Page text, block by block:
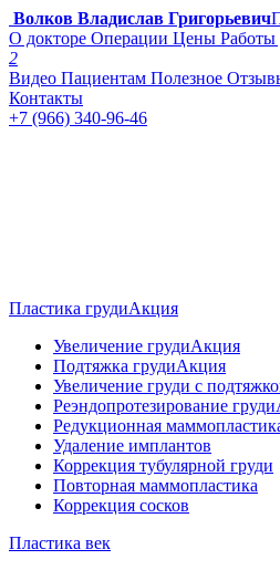
Волков Владислав Григорьевич
О докторе Операции Цены Работы
2
Видео Пациентам Полезное
Контакты
+7 (966) 340-96-46
Пластика грудиАкция
Увеличение грудиАкция
Подтяжка грудиАкция
Увеличение груди с
Реэндопротезирование груди
Редукционная
Удаление имплантов
Коррекция тубулярной груди
Повторная маммопластика
Коррекция сосков
Пластика век